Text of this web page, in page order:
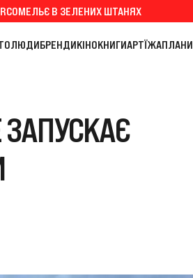
СОМЕЛЬЄ В ЗЕЛЕНИХ ШТАНЯХ
ЛЮДИБРЕНДИКІНОКНИГИАРТЇЖАПЛАНИ
ЗАПУСКАЄ